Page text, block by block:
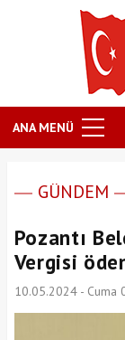
ANA MENÜ
GÜNDEM
Pozantı
Vergisi
10.05.2024 - Cuma